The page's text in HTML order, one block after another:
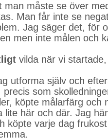
måste se över
Man får inte se
Jag säger det, för
men inte målen och
vilda när vi
utforma själv och
som
köpte målarfärg och
lite här och där. Jag
köpte varje dag